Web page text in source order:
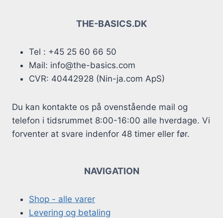
THE-BASICS.DK
Tel : +45 25 60 66 50
Mail: info@the-basics.com
CVR: 40442928 (Nin-ja.com ApS)
Du kan kontakte os på ovenstående mail og
telefon i tidsrummet 8:00-16:00 alle hverdage. Vi
forventer at svare indenfor 48 timer eller før.
NAVIGATION
Shop - alle varer
Levering og betaling